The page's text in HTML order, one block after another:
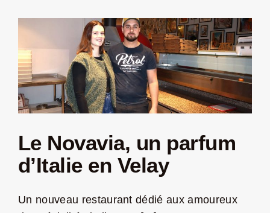
Jeu concours – Gagnez votre bûche de Noël 2025
Le Novavia, un parfum
d’Italie en Velay
Un nouveau restaurant dédié aux amoureux